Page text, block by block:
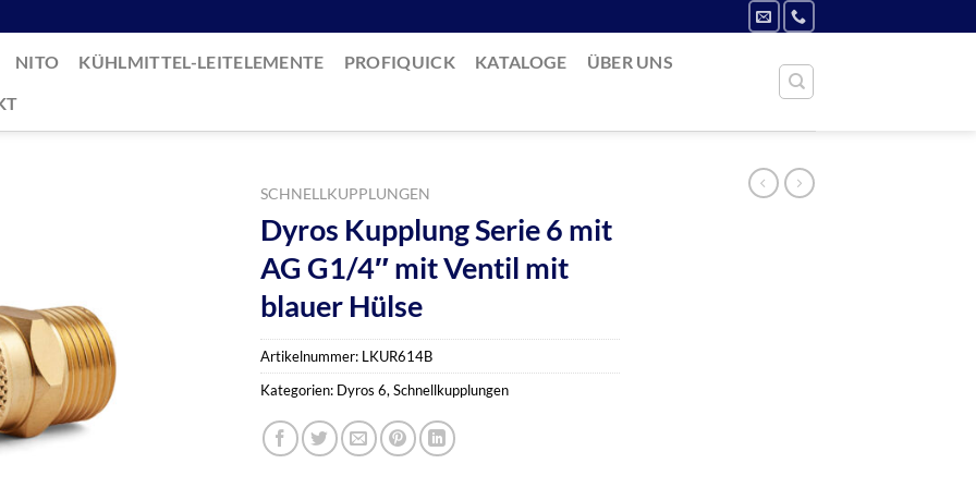
NITO KÜHLMITTEL-LEITELEMENTE PROFIQUICK KATALOGE
ÜBER UNS
SCHNELLKUPPLUNGEN
Dyros Kupplung Serie 6 mit
AG G1/4″ mit Ventil mit
blauer Hülse
Artikelnummer: LKUR614B
Kategorien: Dyros 6,Schnellkupplungen